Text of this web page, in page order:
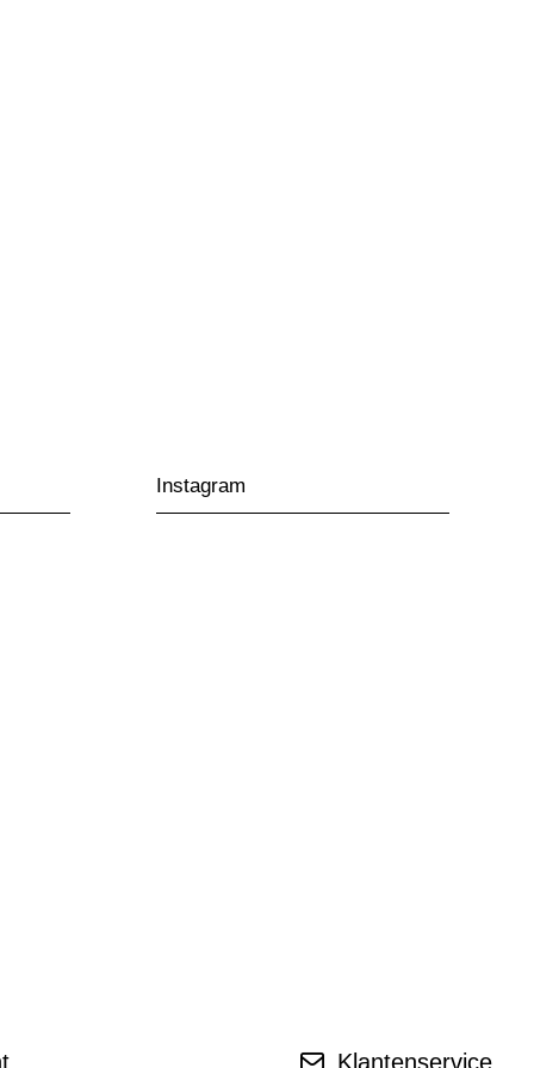
Instagram
Klantenservice